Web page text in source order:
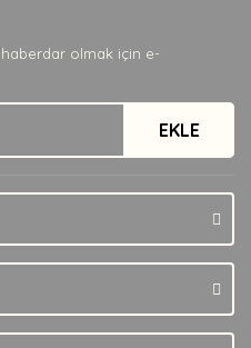
bulunuyor.
pahalı.
olmalı.
olmak için e-
EKLE